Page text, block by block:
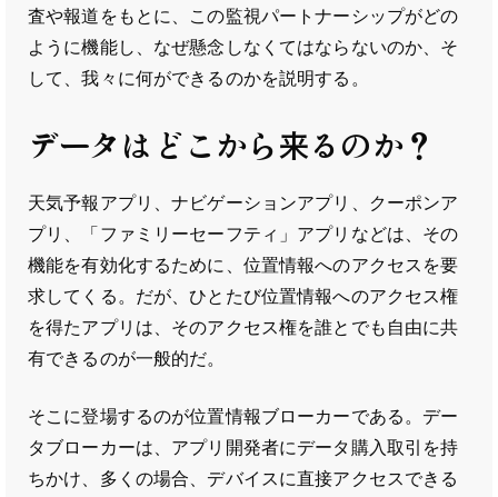
査や報道をもとに、この監視パートナーシップがどの
ように機能し、なぜ懸念しなくてはならないのか、そ
して、我々に何ができるのかを説明する。
データはどこから来るのか？
天気予報アプリ、ナビゲーションアプリ、クーポンア
プリ、「ファミリーセーフティ」アプリなどは、その
機能を有効化するために、位置情報へのアクセスを要
求してくる。だが、ひとたび位置情報へのアクセス権
を得たアプリは、そのアクセス権を誰とでも自由に共
有できるのが一般的だ。
そこに登場するのが位置情報ブローカーである。デー
タブローカーは、アプリ開発者にデータ購入取引を持
ちかけ、多くの場合、デバイスに直接アクセスできる